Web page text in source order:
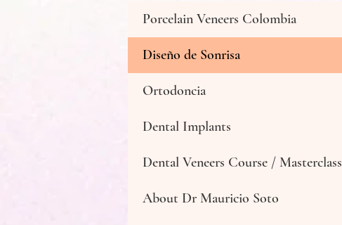
Porcelain Veneers Colombia
Diseño de Sonrisa
Ortodoncia
Dental Implants
Dental Veneers Course / Masterclass
About Dr Mauricio Soto